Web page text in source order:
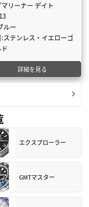
リーナー デイト
ルー
ステンレス・イエローゴ
詳細を見る
エクスプローラー
GMTマスター